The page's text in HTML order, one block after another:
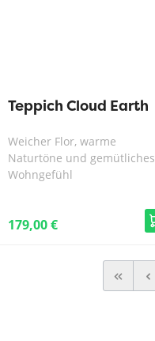
Teppich Cloud Earth
Weicher Flor, warme
Naturtöne und gemütliches
Wohngefühl
179,00 €